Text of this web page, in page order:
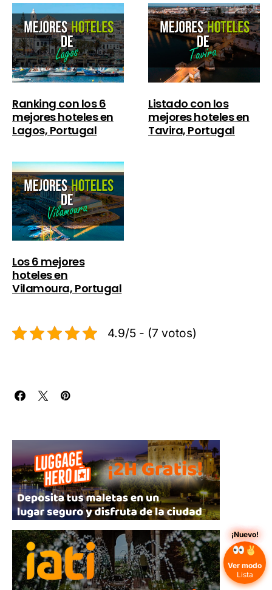
Ranking con los 6
mejores hoteles en
Lagos, Portugal
Listado con los
mejores hoteles en
Tavira, Portugal
Los 6 mejores
hoteles en
Vilamoura, Portugal
4.9/5 - (7 votos)
¡Nuevo!
Ver modo
Lista